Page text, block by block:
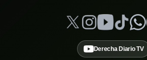
Derecha Diario TV